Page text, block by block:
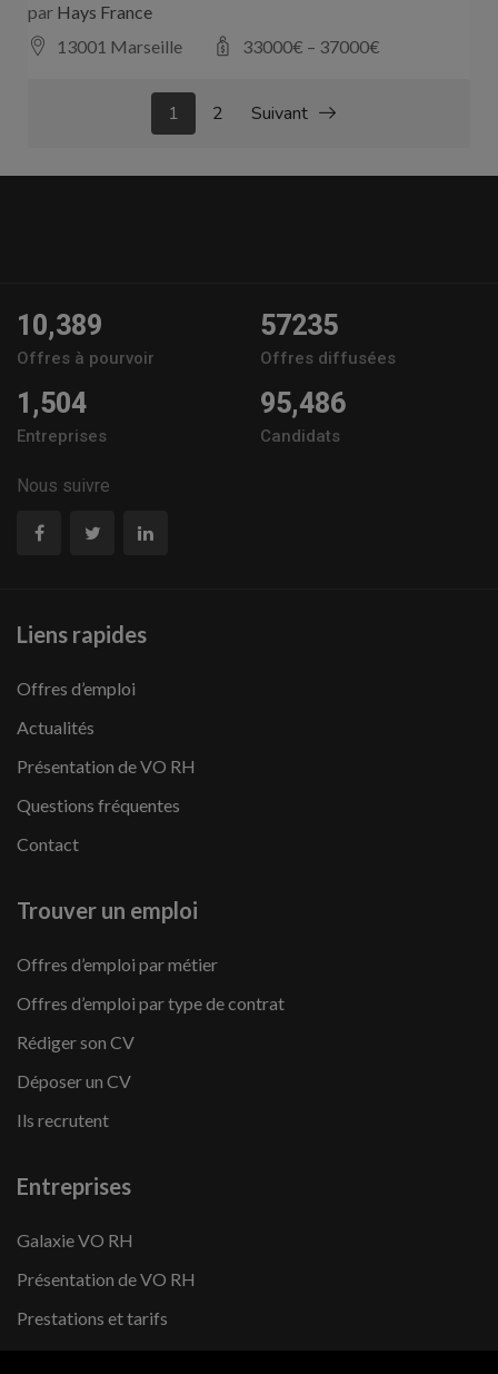
par Hays France
13001 Marseille
33000€ – 37000€
1 2 Suivant
10,389
Offres à pourvoir
57235
Offres diffusées
1,504
Entreprises
95,486
Candidats
Nous suivre
Liens rapides
Offres d’emploi
Actualités
Présentation de VO RH
Questions fréquentes
Contact
Trouver un emploi
Offres d’emploi par métier
Offres d’emploi par type de contrat
Rédiger son CV
Déposer un CV
Ils recrutent
Entreprises
Galaxie VO RH
Présentation de VO RH
Prestations et tarifs